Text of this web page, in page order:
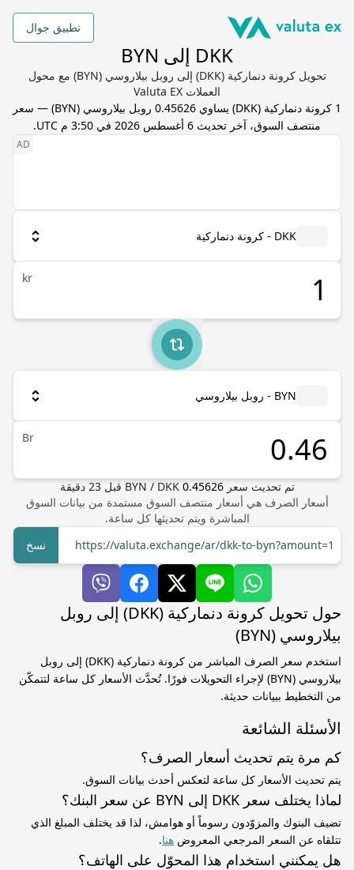
تطبيق جوال
DKK إلى BYN
تحويل كرونة دنماركية (DKK) إلى روبل بيلاروسي (BYN) مع محول
العملات Valuta EX
1 كرونة دنماركية (
DKK) يساوي 0.45626 روبل بيلاروسي (
BYN) — سعر
منتصف السوق، آخر تحديث 6 أغسطس 2026 في 3:50 م UTC .
DKK - كرونة دنماركية
kr
BYN - روبل بيلاروسي
Br
تم تحديث سعر BYN / DKK 0.45626 قبل23 دقيقة
أسعار الصرف هي أسعار منتصف السوق مستمدة من بيانات السوق
المباشرة ويتم تحديثها كل ساعة.
https://valuta.exchange/ar/dkk-to-byn?amount=1
نسخ
حول تحويل كرونة دنماركية (DKK) إلى روبل
بيلاروسي (BYN)
استخدم سعر الصرف المباشر من كرونة دنماركية (DKK) إلى روبل
بيلاروسي (BYN) لإجراء التحويلات فورًا. تُحدَّث الأسعار كل ساعة لتتمكّن
من التخطيط ببيانات حديثة.
الأسئلة الشائعة
كم مرة يتم تحديث أسعار الصرف؟
يتم تحديث الأسعار كل ساعة لتعكس أحدث بيانات السوق.
لماذا يختلف سعر DKK إلى BYN عن سعر البنك؟
تضيف البنوك والمزوّدون رسوماً أو هوامش، لذا قد يختلف المبلغ الذي
تتلقاه عن السعر المرجعي المعروض هنا.
هل يمكنني استخدام هذا المحوّل على الهاتف؟